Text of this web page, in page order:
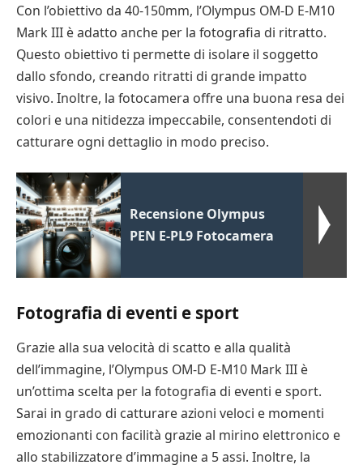
Con l’obiettivo da 40-150mm, l’Olympus OM-D E-M10
Mark III è adatto anche per la fotografia di ritratto.
Questo obiettivo ti permette di isolare il soggetto
dallo sfondo, creando ritratti di grande impatto
visivo. Inoltre, la fotocamera offre una buona resa dei
colori e una nitidezza impeccabile, consentendoti di
catturare ogni dettaglio in modo preciso.
Recensione Olympus
PEN E-PL9 Fotocamera
Fotografia di eventi e sport
Grazie alla sua velocità di scatto e alla qualità
dell’immagine, l’Olympus OM-D E-M10 Mark III è
un’ottima scelta per la fotografia di eventi e sport.
Sarai in grado di catturare azioni veloci e momenti
emozionanti con facilità grazie al mirino elettronico e
allo stabilizzatore d’immagine a 5 assi. Inoltre, la